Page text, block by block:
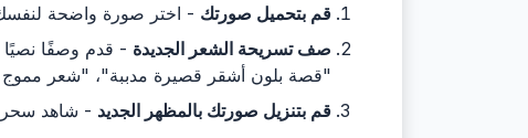
قم بتحميل صورتك - اختر صورة واضحة
صف تسريحة الشعر الجديدة - قدم وصفًا
"قصة بلون أشقر قصيرة مدببة"، "شعر
قم بتنزيل صورتك بالمظهر الجديد - شاهد سحر